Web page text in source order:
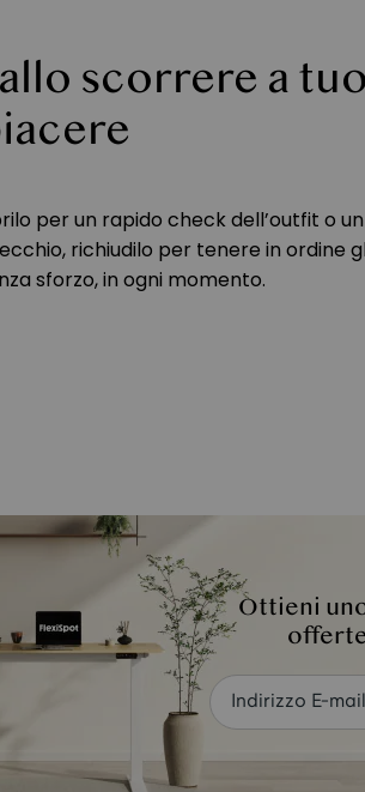
scorrere a tuo
per un rapido check dell’outfit o
richiudilo per tenere in ordine
sforzo, in ogni momento.
Ottieni